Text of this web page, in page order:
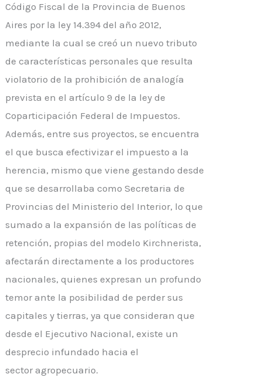
Código Fiscal de la Provincia de Buenos
Aires por la ley 14.394 del año 2012,
mediante la cual se creó un nuevo tributo
de características personales que resulta
violatorio de la prohibición de analogía
prevista en el artículo 9 de la ley de
Coparticipación Federal de Impuestos.
Además, entre sus proyectos, se encuentra
el que buscaefectivizar el impuesto a la
herencia, mismo que viene gestando desde
que se desarrollaba como Secretaria de
Provincias del Ministerio del Interior, lo que
sumado a la expansión de las políticas de
retención, propias del modelo Kirchnerista,
afectarán directamente a los productores
nacionales, quienes expresan un profundo
temor ante la posibilidad de perder sus
capitales y tierras, ya que consideran que
desde el Ejecutivo Nacional, existe un
desprecio infundado hacia el
sector agropecuario.